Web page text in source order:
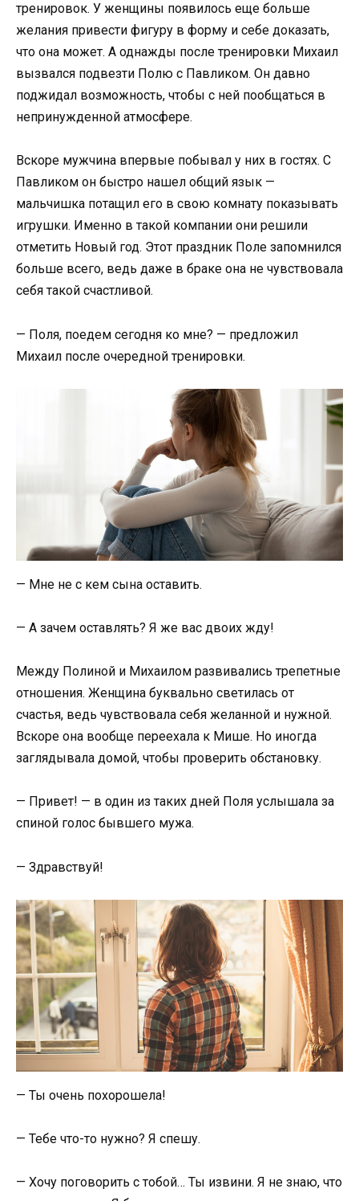
тренировок. У женщины появилось еще больше
желания привести фигуру в форму и себе доказать,
что она может. А однажды после тренировки Михаил
вызвался подвезти Полю с Павликом. Он давно
поджидал возможность, чтобы с ней пообщаться в
непринужденной атмосфере.
Вскоре мужчина впервые побывал у них в гостях. С
Павликом он быстро нашел общий язык —
мальчишка потащил его в свою комнату показывать
игрушки. Именно в такой компании они решили
отметить Новый год. Этот праздник Поле запомнился
больше всего, ведь даже в браке она не чувствовала
себя такой счастливой.
— Поля, поедем сегодня ко мне? — предложил
Михаил после очередной тренировки.
— Мне не с кем сына оставить.
— А зачем оставлять? Я же вас двоих жду!
Между Полиной и Михаилом развивались трепетные
отношения. Женщина буквально светилась от
счастья, ведь чувствовала себя желанной и нужной.
Вскоре она вообще переехала к Мише. Но иногда
заглядывала домой, чтобы проверить обстановку.
— Привет! — в один из таких дней Поля услышала за
спиной голос бывшего мужа.
— Здравствуй!
— Ты очень похорошела!
— Тебе что-то нужно? Я спешу.
— Хочу поговорить с тобой… Ты извини. Я не знаю, что